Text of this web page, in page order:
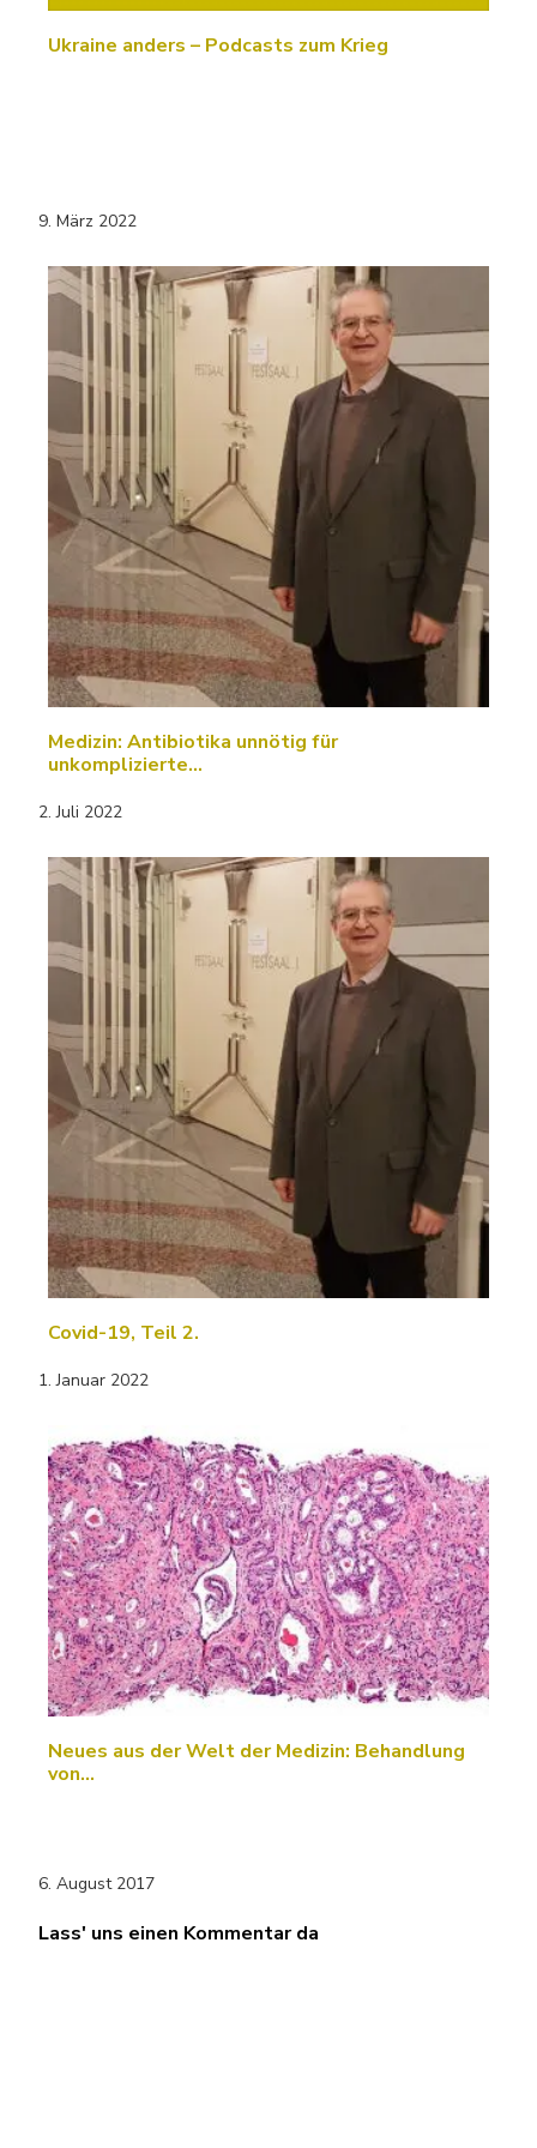
Ukraine anders – Podcasts zum Krieg
9. März 2022
Medizin: Antibiotika unnötig für
unkomplizierte…
2. Juli 2022
Covid-19, Teil 2.
1. Januar 2022
Neues aus der Welt der Medizin: Behandlung
von…
6. August 2017
Lass' uns einen Kommentar da